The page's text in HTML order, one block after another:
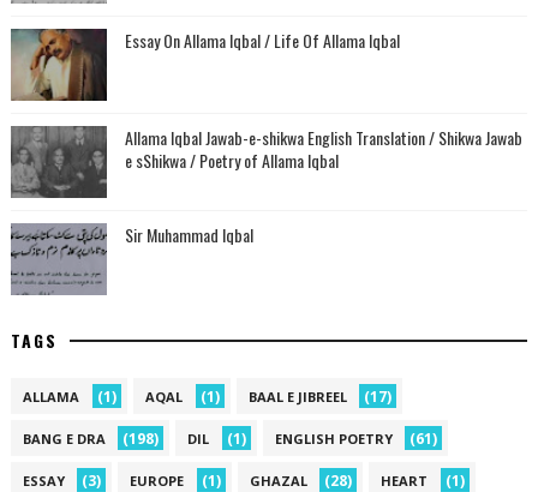
Essay On Allama Iqbal / Life Of Allama Iqbal
Allama Iqbal Jawab-e-shikwa English Translation / Shikwa Jawab
e sShikwa / Poetry of Allama Iqbal
Sir Muhammad Iqbal
TAGS
ALLAMA (1) AQAL (1) BAAL E JIBREEL (17)
BANG E DRA (198) DIL (1) ENGLISH POETRY (61)
ESSAY (3) EUROPE (1) GHAZAL (28) HEART (1)